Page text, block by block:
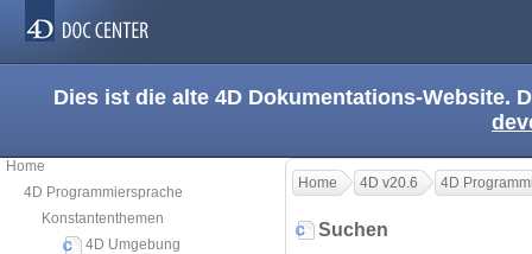
Dies ist die alte 4D Dokumentations-Website.
Home
4D Programmiersprache
Konstantenthemen
4D Umgebung
Home 4D v20.6 4D
Suchen